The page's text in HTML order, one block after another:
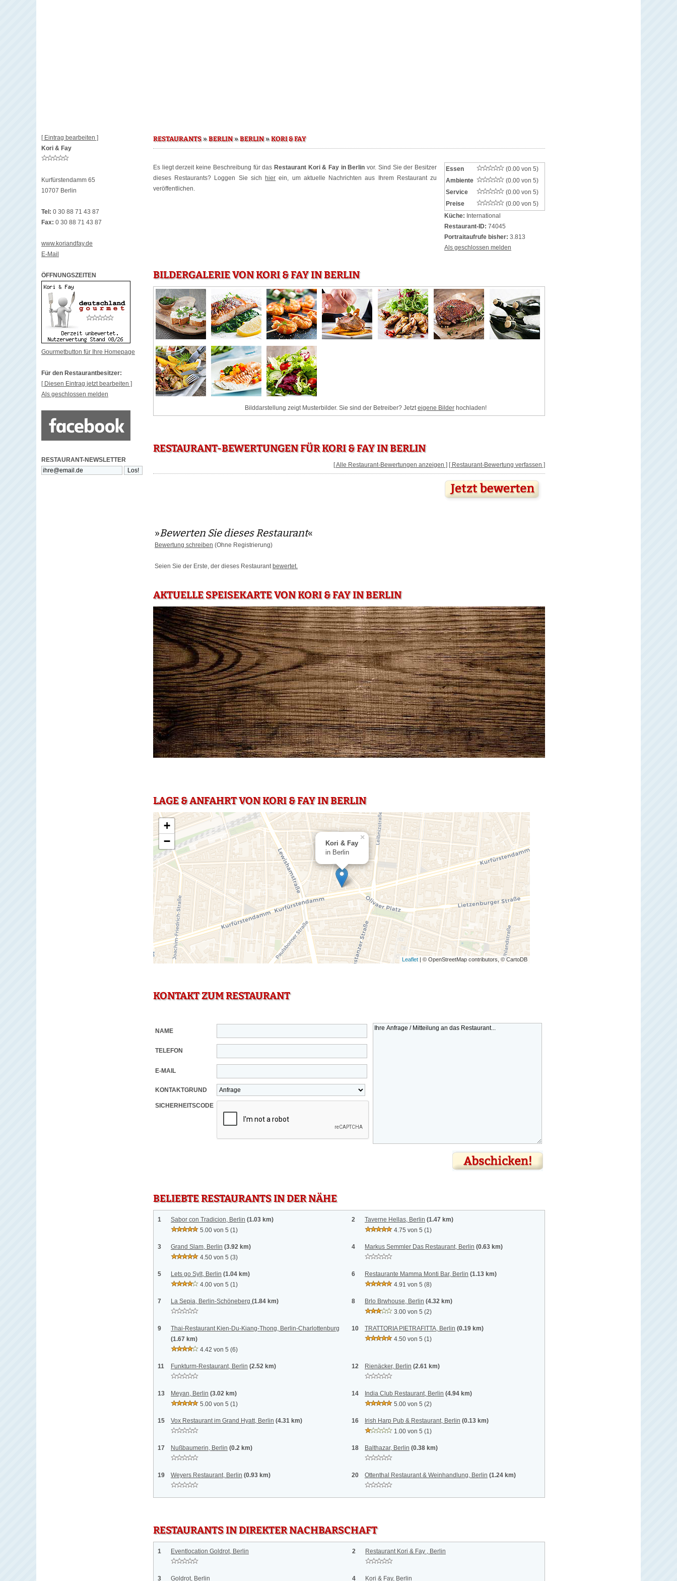
[ Eintrag bearbeiten ]
Kori & Fay
Kurfürstendamm 65
10707 Berlin
Tel: 0 30 88 71 43 87
Fax: 0 30 88 71 43 87
www.koriandfay.de
E-Mail
ÖFFNUNGSZEITEN
Gourmetbutton für Ihre Homepage
Für den Restaurantbesitzer:
[ Diesen Eintrag jetzt bearbeiten ]
Als geschlossen melden
RESTAURANT-NEWSLETTER
RESTAURANTS»BERLIN»BERLIN»KORI & FAY
Es liegt derzeit keine Beschreibung für das Restaurant Kori & Fay in Berlin vor. Sind Sie der Besitzer
dieses Restaurants? Loggen Sie sich
hier ein, um aktuelle Nachrichten aus Ihrem Restaurant zu
veröffentlichen.
Essen
(0.00 von 5)
Ambiente
(0.00 von 5)
Service
(0.00 von 5)
Preise
(0.00 von 5)
Küche: International
Restaurant-ID: 74045
Portraitaufrufe bisher: 3.813
Als geschlossen melden
BILDERGALERIE VON KORI & FAY IN BERLIN
Bilddarstellung zeigt Musterbilder. Sie sind der Betreiber? Jetzteigene Bilder hochladen!
RESTAURANT-BEWERTUNGEN FÜR KORI & FAY IN BERLIN
[ Alle Restaurant-Bewertungen anzeigen ] [ Restaurant-Bewertung verfassen ]
»Bewerten Sie dieses Restaurant«
Bewertung schreiben (Ohne Registrierung)
Seien Sie der Erste, der dieses Restaurant bewertet.
AKTUELLE SPEISEKARTE VON KORI & FAY IN BERLIN
LAGE & ANFAHRT VON KORI & FAY IN BERLIN
Kori & Fay
in Berlin
×
+
−
Leaflet | © OpenStreetMap contributors, © CartoDB
KONTAKT ZUM RESTAURANT
NAME
TELEFON
E-MAIL
KONTAKTGRUND
SICHERHEITSCODE
BELIEBTE RESTAURANTS IN DER NÄHE
1 Sabor con Tradicion, Berlin (1.03 km)
5.00 von 5 (1)
2 Taverne Hellas, Berlin (1.47 km)
4.75 von 5 (1)
3 Grand Slam, Berlin (3.92 km)
4.50 von 5 (3)
4 Markus Semmler Das Restaurant, Berlin (0.63 km)
5 Lets go Sylt, Berlin (1.04 km)
4.00 von 5 (1)
6 Restaurante Mamma Monti Bar, Berlin (1.13 km)
4.91 von 5 (8)
7 La Sepia, Berlin-Schöneberg (1.84 km) 8 Brlo Brwhouse, Berlin (4.32 km)
3.00 von 5 (2)
9
Thai-Restaurant Kien-Du-Kiang-Thong, Berlin-Charlottenburg
(1.67 km)
4.42 von 5 (6)
10 TRATTORIA PIETRAFITTA, Berlin (0.19 km)
4.50 von 5 (1)
11 Funkturm-Restaurant, Berlin (2.52 km) 12 Rienäcker, Berlin (2.61 km)
13 Meyan, Berlin (3.02 km)
5.00 von 5 (1)
14 India Club Restaurant, Berlin (4.94 km)
5.00 von 5 (2)
15 Vox Restaurant im Grand Hyatt, Berlin (4.31 km) 16 Irish Harp Pub & Restaurant, Berlin (0.13 km)
1.00 von 5 (1)
17 Nußbaumerin, Berlin (0.2 km) 18 Balthazar, Berlin (0.38 km)
19 Weyers Restaurant, Berlin (0.93 km) 20 Ottenthal Restaurant & Weinhandlung, Berlin (1.24 km)
RESTAURANTS IN DIREKTER NACHBARSCHAFT
1 Eventlocation Goldrot, Berlin 2 Restaurant Kori & Fay , Berlin
3 Goldrot, Berlin 4 Kori & Fay, Berlin